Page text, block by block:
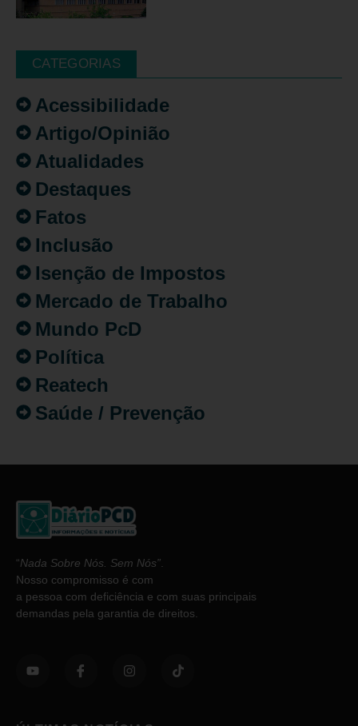
CATEGORIAS
Acessibilidade
Artigo/Opinião
Atualidades
Destaques
Fatos
Inclusão
Isenção de Impostos
Mercado de Trabalho
Mundo PcD
Política
Reatech
Saúde / Prevenção
“Nada Sobre Nós. Sem Nós”
Nosso compromisso é com
a pessoa com deficiência e com suas principais
demandas pela garantia de direitos.